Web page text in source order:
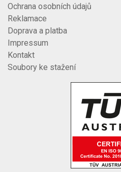
Ochrana osobních údajů
Reklamace
Doprava a platba
Impressum
Kontakt
Soubory ke stažení